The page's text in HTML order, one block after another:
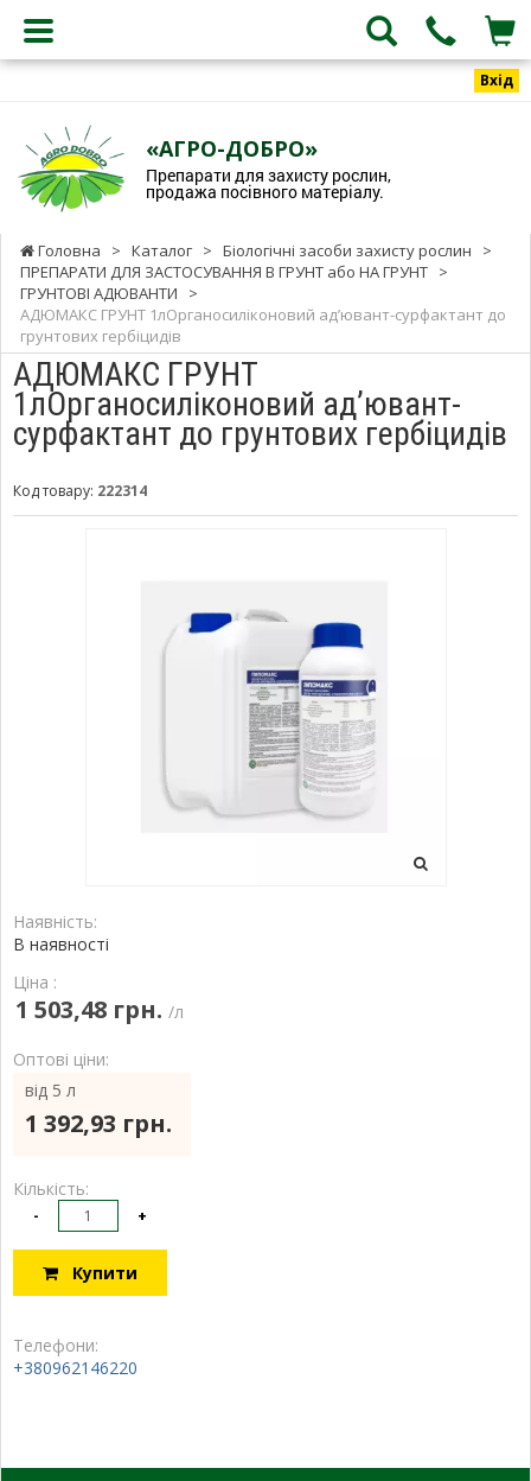
Вхід
«АГРО-ДОБРО»
Препарати для захисту рослин,
продажа посівного матеріалу.
Головна > Каталог > Біологічні засоби захисту рослин
>
ПРЕПАРАТИ ДЛЯ ЗАСТОСУВАННЯ В ГРУНТ або НА ГРУНТ >
ГРУНТОВІ АДЮВАНТИ
>
АДЮМАКС ГРУНТ 1лОрганосиліконовий ад’ювант-сурфактант до
грунтових гербіцидів
АДЮМАКС ГРУНТ
1лОрганосиліконовий ад’ювант-
сурфактант до грунтових гербіцидів
Код товару: 222314
Наявність:
В наявності
Ціна :
1 503,48 грн. /л
Оптові ціни:
від 5 л
1 392,93 грн.
Кількість:
- +
Купити
Телефони:
+380962146220